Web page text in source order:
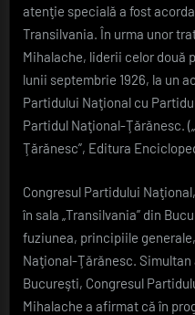
atenţie specială a fost
Transilvania. În urma unor
Mihalache, liderii celor două
lunii septembrie 1926, la un
Partidului Naţional cu
Partidul Naţional-Ţărănesc.
Ţărănesc”, Editura
Congresul Partidului
în sala „Transilvania” din
fuziunea, principiile
Naţional-Ţărănesc. Simultan
Bucureşti, Congresul
Mihalache a afirmat că în